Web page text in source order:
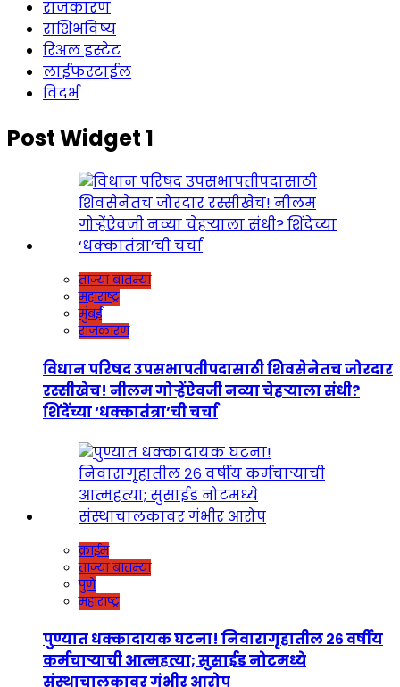
राजकारण
राशिभविष्य
रिअल इस्टेट
लाईफस्टाईल
विदर्भ
Post Widget 1
ताज्या बातम्या
महाराष्ट्र
मुंबई
राजकारण
विधान परिषद उपसभापतीपदासाठी शिवसेनेतच जोरदार
रस्सीखेच! नीलम गोऱ्हेंऐवजी नव्या चेहऱ्याला संधी?
शिंदेंच्या ‘धक्कातंत्रा’ची चर्चा
क्राईम
ताज्या बातम्या
पुणे
महाराष्ट्र
पुण्यात धक्कादायक घटना! निवारागृहातील २६ वर्षीय
कर्मचाऱ्याची आत्महत्या; सुसाईड नोटमध्ये
संस्थाचालकावर गंभीर आरोप